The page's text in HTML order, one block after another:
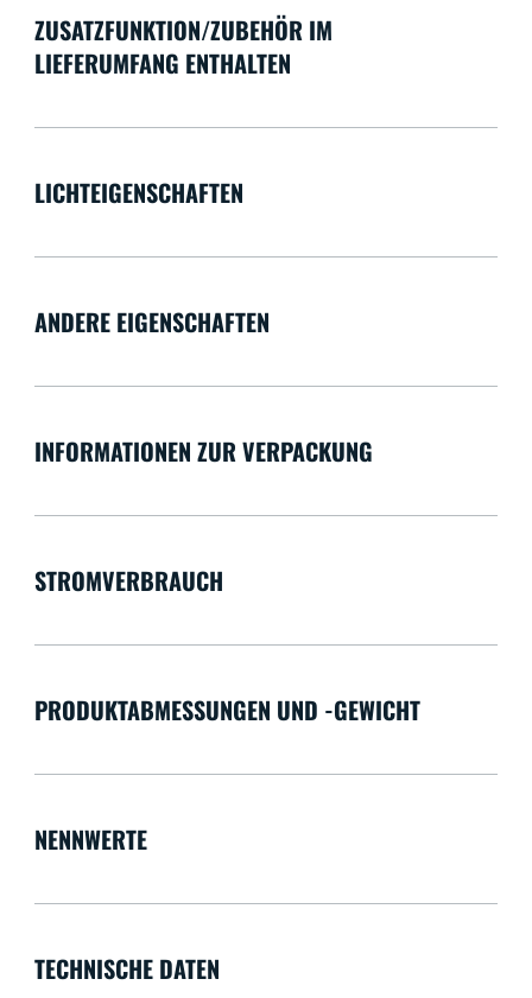
ZUSATZFUNKTION/ZUBEHÖR IM
LIEFERUMFANG ENTHALTEN
LICHTEIGENSCHAFTEN
ANDERE EIGENSCHAFTEN
INFORMATIONEN ZUR VERPACKUNG
STROMVERBRAUCH
PRODUKTABMESSUNGEN UND -GEWICHT
NENNWERTE
TECHNISCHE DATEN